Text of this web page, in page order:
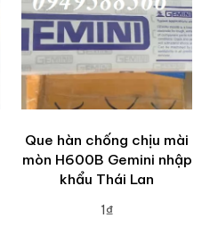
Que hàn chống chịu mài
mòn H600B Gemini nhập
khẩu Thái Lan
1₫